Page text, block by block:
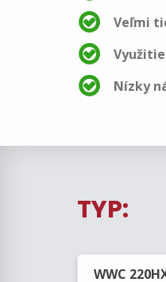
Veľmi
Nízky
TYP: